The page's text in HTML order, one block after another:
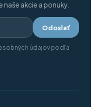
akcie a ponuky.
Odoslať
údajov podľa